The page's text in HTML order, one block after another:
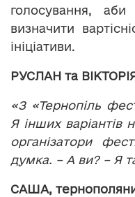
голосування,
визначити
ініціативи.
РУСЛАН та
«З «Тернопіль
Я інших варіантів
організатори
думка. – А ви? – Я
САША,